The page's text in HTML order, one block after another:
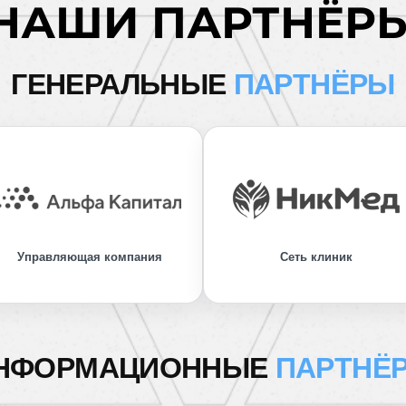
ГЕНЕРАЛЬНЫЕ ПАРТНЁРЫ
Управляющая компания Сеть клиник